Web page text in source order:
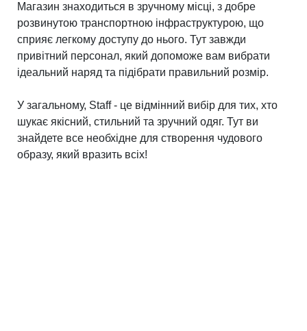
Магазин знаходиться в зручному місці, з добре
розвинутою транспортною інфраструктурою, що
сприяє легкому доступу до нього. Тут завжди
привітний персонал, який допоможе вам вибрати
ідеальний наряд та підібрати правильний розмір.
У загальному, Staff - це відмінний вибір для тих, хто
шукає якісний, стильний та зручний одяг. Тут ви
знайдете все необхідне для створення чудового
образу, який вразить всіх!